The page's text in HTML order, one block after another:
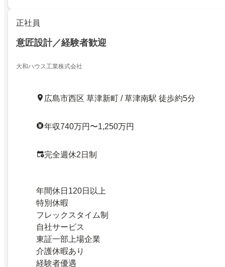
正社員
意匠設計／経験者歓迎
大和ハウス工業株式会社
広島市西区 草津新町 / 草津南駅 徒歩約5分
年収740万円〜1,250万円
完全週休2日制
年間休日120日以上
特別休暇
フレックスタイム制
自社サービス
東証一部上場企業
介護休暇あり
経験者優遇